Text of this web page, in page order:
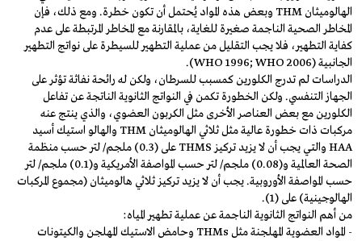
الهالوميثان THM وبعض هذه المواد يُحتمل أن تكون خطرة. ومع ذلك، فإن
المخاطر الصحية الناجمة صغيرة للغاية، بالمقارنة مع المخاطر المرتبطة على عدم
كفاية التطهير، فلا يجب التقليل من عملية التطهير للسيطرة على نواتج التطهير
الجانبية (WHO 1996; WHO 2006).
الدراسات لم تدرج الكلورين كمسبب للسرطان، ولكن له رائحة نفاثة تؤثر على
الجهاز التنفسي. ولكن الخطورة تكمن في النواتج الثانوية الناتجة عن تفاعل
الكلورين مع بعض العناصر الأخرى مثل الكربون العضوي، والذي ينتج عنه
مركبات ذات خطورة عالية مثل ثلاثي الهالوميثان THM والهالو استيك أسيد
HAA والتي يجب أن لا يزيد تركيز THMS على (0.3) ملجم/ لتر حسب منظمة
الصحة العالمية و(0.08) ملجم/ لتر حسب المواصفة الأمريكية و(0.1) ملجم/ لتر
حسب المواصفة الأوروبية. يجب أن لا يزيد تركيز ثلاثي هالوميثان (مجموع المركبات
الهالوجينية) على (1).
من أهم النواتج الثانوية الناجمة عن عملية تطهير المياه:
- المواد العضوية المهلجنة مثل THMs وحامض الاستيك المهلجن والكيتونات